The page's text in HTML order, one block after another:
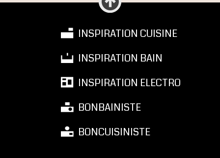
INSPIRATION CUISINE
INSPIRATION BAIN
INSPIRATION ELECTRO
BONBAINISTE
BONCUISINISTE